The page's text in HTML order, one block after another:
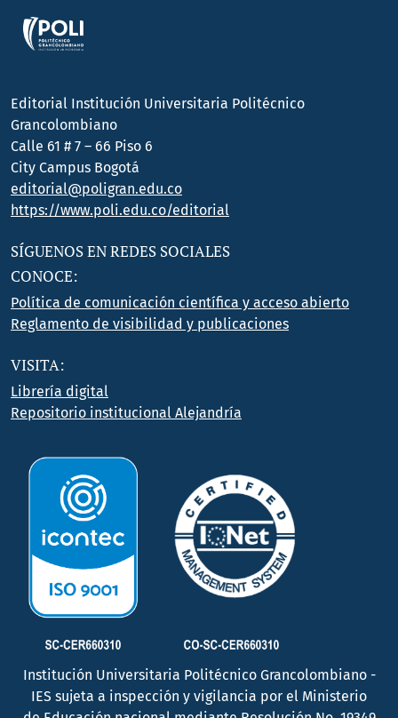
Editorial Institución Universitaria Politécnico
Grancolombiano
Calle 61 # 7 – 66 Piso 6
City Campus Bogotá
editorial@poligran.edu.co
https://www.poli.edu.co/editorial
SÍGUENOS EN REDES SOCIALES
CONOCE:
Política de comunicación científica y acceso abierto
Reglamento de visibilidad y publicaciones
VISITA:
Librería digital
Repositorio institucional Alejandría
Institución Universitaria Politécnico Grancolombiano -
IES sujeta a inspección y vigilancia por el Ministerio